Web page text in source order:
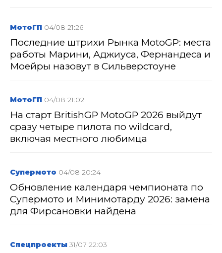
МотоГП 04/08 21:26
Последние штрихи Рынка MotoGP: места
работы Марини, Аджиуса, Фернандеса и
Моейры назовут в Сильверстоуне
МотоГП 04/08 21:02
На старт BritishGP MotoGP 2026 выйдут
сразу четыре пилота по wildcard,
включая местного любимца
Супермото 04/08 20:24
Обновление календаря чемпионата по
Супермото и Минимотарду 2026: замена
для Фирсановки найдена
Спецпроекты 31/07 22:03